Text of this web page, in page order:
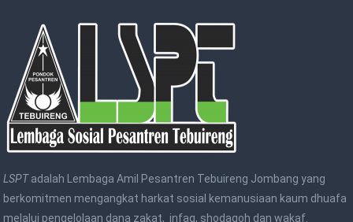
LSPTadalah Lembaga Amil Pesantren Tebuireng Jombang yang
berkomitmen mengangkat harkat sosial kemanusiaan kaum dhuafa
melalui pengelolaan dana zakat, infaq, shodaqoh dan wakaf.